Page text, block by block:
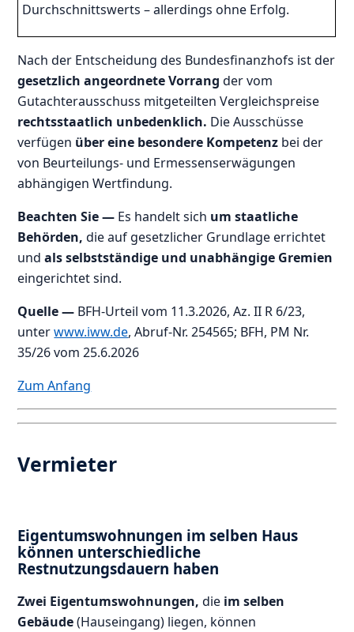
Durchschnittswerts – allerdings ohne Erfolg.
Nach der Entscheidung des Bundesfinanzhofs ist der
gesetzlich angeordnete Vorrangder vom
Gutachterausschuss mitgeteilten Vergleichspreise
rechtsstaatlich unbedenklich. Die Ausschüsse
verfügen über eine besondere Kompetenz bei der
von Beurteilungs- und Ermessenserwägungen
abhängigen Wertfindung.
Beachten Sie — Es handelt sich um staatliche
Behörden, die auf gesetzlicher Grundlage errichtet
undals selbstständige und unabhängige Gremien
eingerichtet sind.
Quelle— BFH-Urteil vom 11.3.2026, Az. II R 6/23,
unterwww.iww.de, Abruf-Nr. 254565; BFH, PM Nr.
35/26 vom 25.6.2026
Zum Anfang
Vermieter
Eigentumswohnungen im selben Haus
können unterschiedliche
Restnutzungsdauern haben
Zwei Eigentumswohnungen, die im selben
Gebäude(Hauseingang) liegen, können